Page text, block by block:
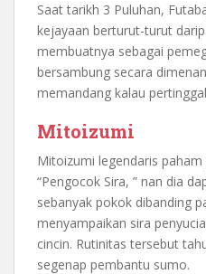
Saat tarikh 3 Puluhan,
kejayaan berturut-turut
membuatnya sebagai
bersambung secara
memandang kalau
Mitoizumi
Mitoizumi legendaris paham
“Pengocok Sira, ” nan dia
sebanyak pokok dibanding
menyampaikan sira
cincin. Rutinitas tersebut
segenap pembantu sumo.